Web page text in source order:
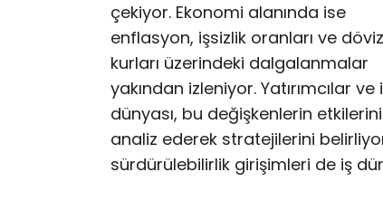
çekiyor. Ekonomi alanında ise
enflasyon, işsizlik oranları ve döviz
kurları üzerindeki dalgalanmalar
yakından izleniyor. Yatırımcılar ve
dünyası, bu değişkenlerin etkilerini
analiz ederek stratejilerini
sürdürülebilirlik girişimleri de iş